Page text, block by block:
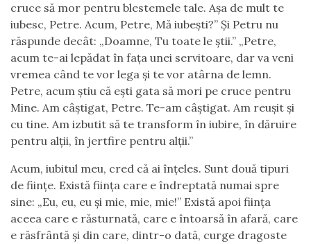
cruce să mor pentru blestemele tale. Așa de mult te
iubesc, Petre. Acum, Petre, Mă iubești?” Și Petru nu
răspunde decât: „Doamne, Tu toate le știi.” „Petre,
acum te-ai lepădat în fața unei servitoare, dar va veni
vremea când te vor lega și te vor atârna de lemn.
Petre, acum știu că ești gata să mori pe cruce pentru
Mine. Am câștigat, Petre. Te-am câștigat. Am reușit și
cu tine. Am izbutit să te transform în iubire, în dăruire
pentru alții, în jertfire pentru alții.”
Acum, iubitul meu, cred că ai înțeles. Sunt două tipuri
de ființe. Există ființa care e îndreptată numai spre
sine: „Eu, eu, eu și mie, mie, mie!” Există apoi ființa
aceea care e răsturnată, care e întoarsă în afară, care
e răsfrântă și din care, dintr-o dată, curge dragoste